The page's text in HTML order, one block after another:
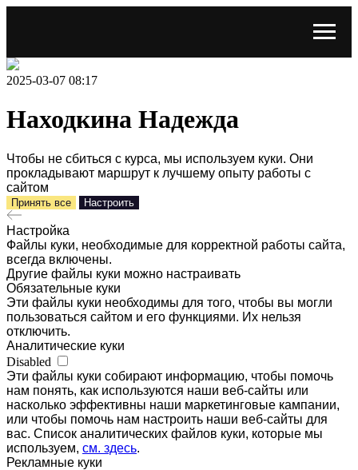
2025-03-07 08:17
Находкина Надежда
Чтобы не сбиться с курса, мы используем куки. Они
прокладывают маршрут к лучшему опыту работы с
сайтом
Принять все Настроить
Настройка
Файлы куки, необходимые для корректной работы сайта,
всегда включены.
Другие файлы куки можно настраивать
Обязательные куки
Эти файлы куки необходимы для того, чтобы вы могли
пользоваться сайтом и его функциями. Их нельзя
отключить.
Аналитические куки
Disabled
Эти файлы куки собирают информацию, чтобы помочь
нам понять, как используются наши веб-сайты или
насколько эффективны наши маркетинговые кампании,
или чтобы помочь нам настроить наши веб-сайты для
вас. Список аналитических файлов куки, которые мы
используем, см. здесь.
Рекламные куки